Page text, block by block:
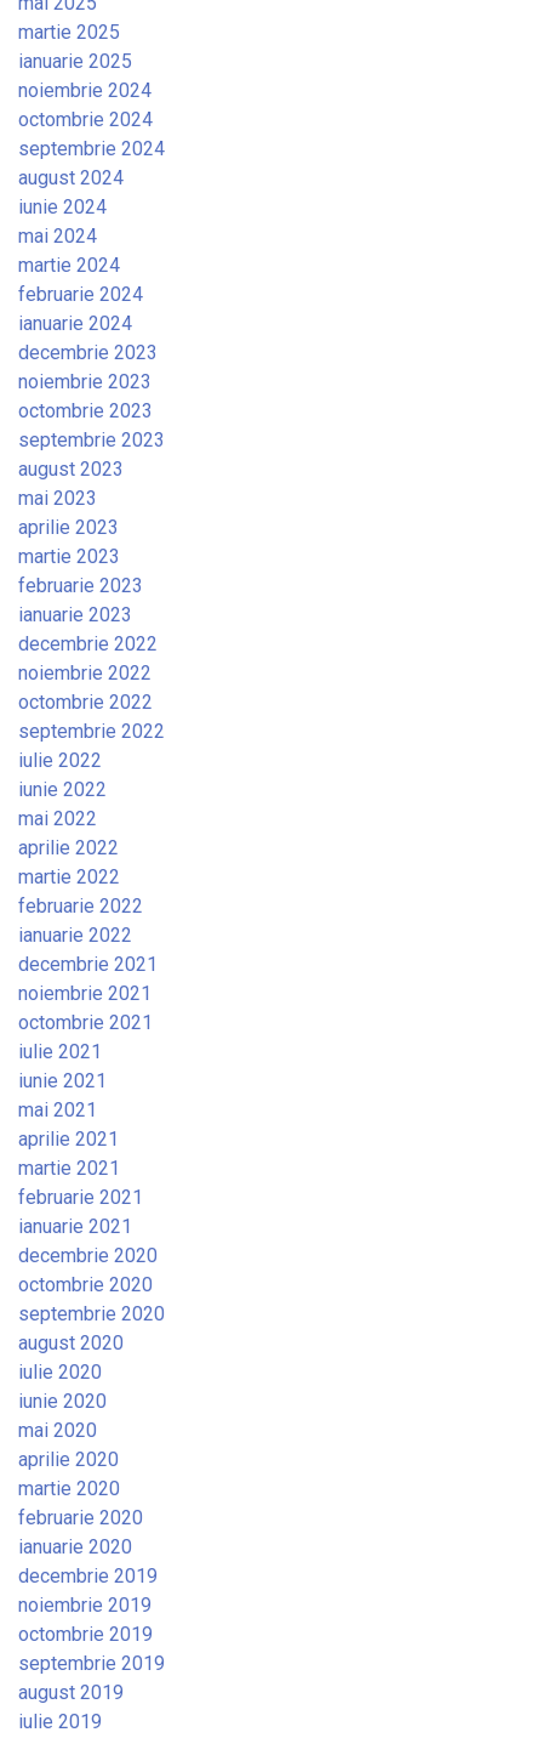
martie 2025
ianuarie 2025
noiembrie 2024
octombrie 2024
septembrie 2024
august 2024
iunie 2024
mai 2024
martie 2024
februarie 2024
ianuarie 2024
decembrie 2023
noiembrie 2023
octombrie 2023
septembrie 2023
august 2023
mai 2023
aprilie 2023
martie 2023
februarie 2023
ianuarie 2023
decembrie 2022
noiembrie 2022
octombrie 2022
septembrie 2022
iulie 2022
iunie 2022
mai 2022
aprilie 2022
martie 2022
februarie 2022
ianuarie 2022
decembrie 2021
noiembrie 2021
octombrie 2021
iulie 2021
iunie 2021
mai 2021
aprilie 2021
martie 2021
februarie 2021
ianuarie 2021
decembrie 2020
octombrie 2020
septembrie 2020
august 2020
iulie 2020
iunie 2020
mai 2020
aprilie 2020
martie 2020
februarie 2020
ianuarie 2020
decembrie 2019
noiembrie 2019
octombrie 2019
septembrie 2019
august 2019
iulie 2019